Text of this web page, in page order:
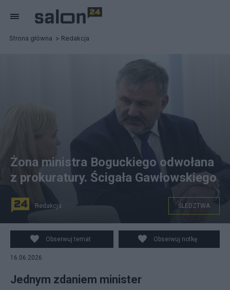
Strona główna Redakcja
Żona ministra Boguckiego odwołana
z prokuratury. Ścigała Gawłowskiego
Redakcja ŚLEDZTWA
Obserwuj temat Obserwuj notkę
16.06.2026
Jednym zdaniem minister